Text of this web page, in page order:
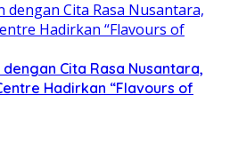
Cita Rasa Nusantara,
Hadirkan “Flavours of